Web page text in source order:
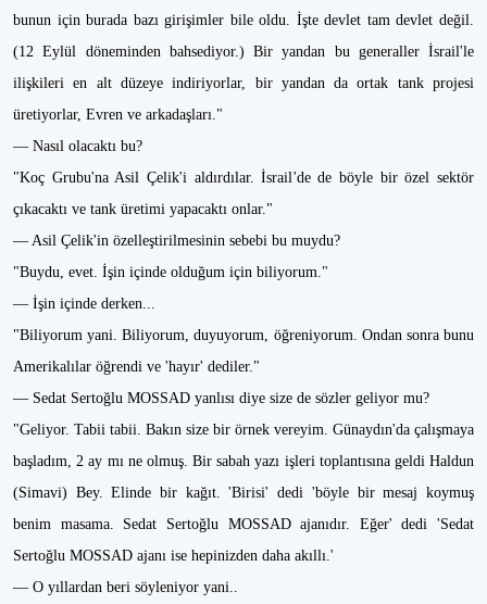
bunun için burada bazı girişimler bile oldu. İşte devlet tam devlet değil.
(12 Eylül döneminden bahsediyor.) Bir yandan bu generaller İsrail'le
ilişkileri en alt düzeye indiriyorlar, bir yandan da ortak tank projesi
üretiyorlar, Evren ve arkadaşları."
— Nasıl olacaktı bu?
"Koç Grubu'na Asil Çelik'i aldırdılar. İsrail'de de böyle bir özel sektör
çıkacaktı ve tank üretimi yapacaktı onlar."
— Asil Çelik'in özelleştirilmesinin sebebi bu muydu?
"Buydu, evet. İşin içinde olduğum için biliyorum."
— İşin içinde derken...
"Biliyorum yani. Biliyorum, duyuyorum, öğreniyorum. Ondan sonra bunu
Amerikalılar öğrendi ve 'hayır' dediler."
— Sedat Sertoğlu MOSSAD yanlısı diye size de sözler geliyor mu?
"Geliyor. Tabii tabii. Bakın size bir örnek vereyim. Günaydın'da çalışmaya
başladım, 2 ay mı ne olmuş. Bir sabah yazı işleri toplantısına geldi Haldun
(Simavi) Bey. Elinde bir kağıt. 'Birisi' dedi 'böyle bir mesaj koymuş
benim masama. Sedat Sertoğlu MOSSAD ajanıdır. Eğer' dedi 'Sedat
Sertoğlu MOSSAD ajanı ise hepinizden daha akıllı.'
— O yıllardan beri söyleniyor yani..